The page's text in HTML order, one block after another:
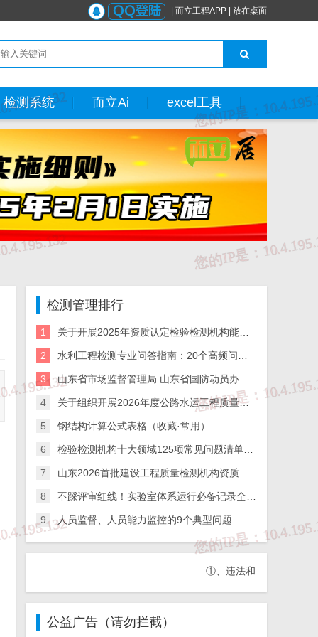
而立工程APP 放在桌面
检测系统 而立Ai excel工具
检测管理排行
1 关于开展2025年资质认定检验检测机构能力验证工作的通知
2 水利工程检测专业问答指南：20个高频问题全解析
3 山东省市场监督管理局 山东省国防动员办公室关于公布2025年度综合类检验检测机构监督抽查结果的通知
4 关于组织开展2026年度公路水运工程质量检测机构及在建高速公路项目工地试验室比对试验的通知
5 钢结构计算公式表格（收藏·常用）
6 检验检测机构十大领域125项常见问题清单，务必逐条自查！
7 山东2026首批建设工程质量检测机构资质审查结果出炉！12家企业命运分化，行业洗牌信号明显
8 不踩评审红线！实验室体系运行必备记录全梳理
9 人员监督、人员能力监控的9个典型问题
①、违法和不良信息举报热线
公益广告（请勿拦截）